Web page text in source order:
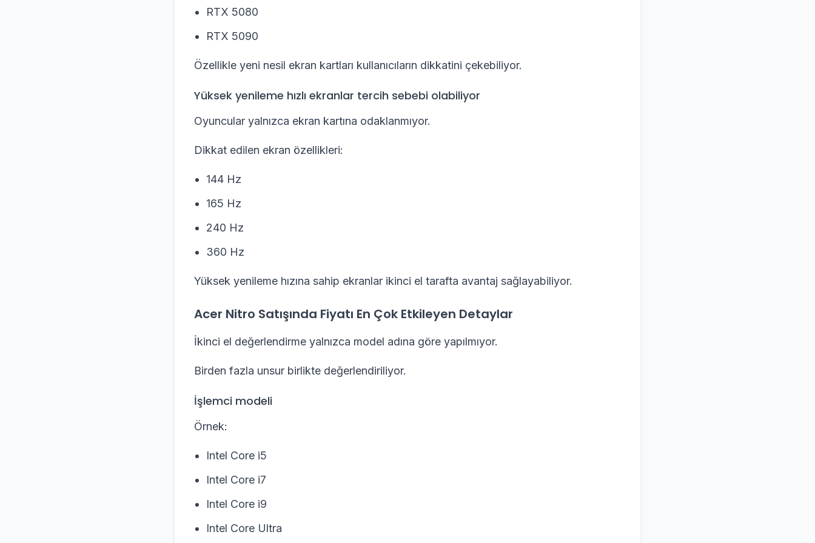
RTX 5080
RTX 5090
Özellikle yeni nesil ekran kartları kullanıcıların dikkatini çekebiliyor.
Yüksek yenileme hızlı ekranlar tercih sebebi olabiliyor
Oyuncular yalnızca ekran kartına odaklanmıyor.
Dikkat edilen ekran özellikleri:
144 Hz
165 Hz
240 Hz
360 Hz
Yüksek yenileme hızına sahip ekranlar ikinci el tarafta avantaj sağlayabiliyor.
Acer Nitro Satışında Fiyatı En Çok Etkileyen Detaylar
İkinci el değerlendirme yalnızca model adına göre yapılmıyor.
Birden fazla unsur birlikte değerlendiriliyor.
İşlemci modeli
Örnek:
Intel Core i5
Intel Core i7
Intel Core i9
Intel Core Ultra